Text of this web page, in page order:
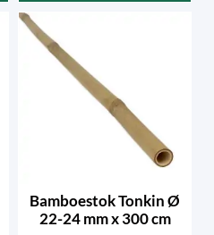
Bamboestok Tonkin Ø
22-24 mm x 300 cm